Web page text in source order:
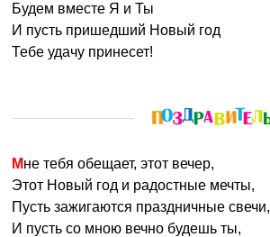
Будем вместе Я и Ты
И пусть пришедший Новый год
Тебе удачу принесет!
Мне тебя обещает, этот вечер,
Этот Новый год и радостные мечты,
Пусть зажигаются праздничные свечи,
И пусть со мною вечно будешь ты,